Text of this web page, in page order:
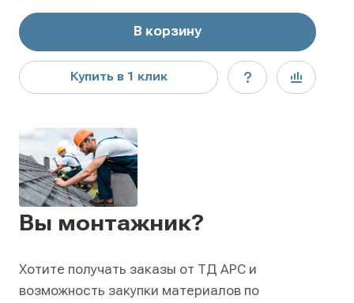
В корзину
Купить в 1 клик
Вы монтажник?
Хотите получать заказы от ТД АРС и
возможность закупки материалов по